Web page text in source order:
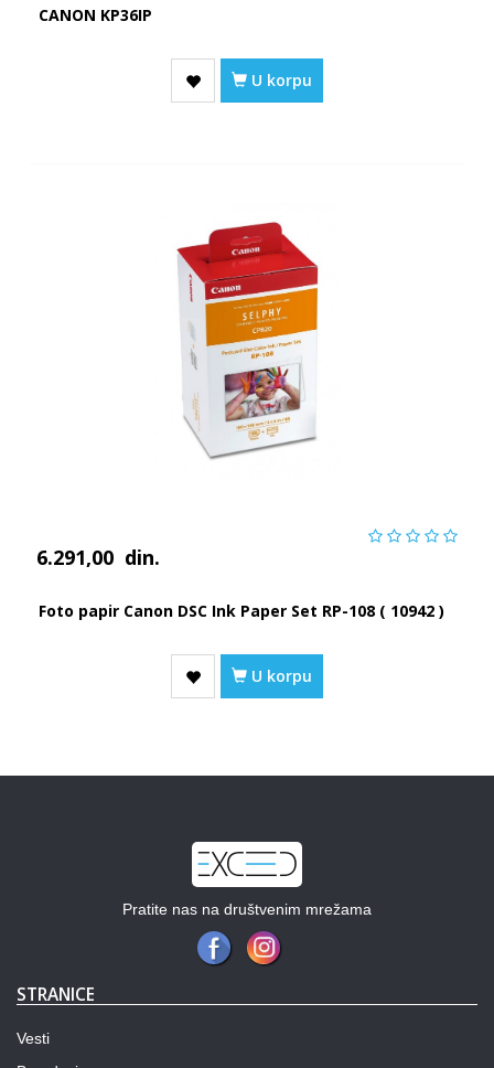
CANON KP36IP
U korpu
6.291,00 din.
Foto papir Canon DSC Ink Paper Set RP-108 ( 10942 )
U korpu
Pratite nas na društvenim mrežama
STRANICE
Vesti